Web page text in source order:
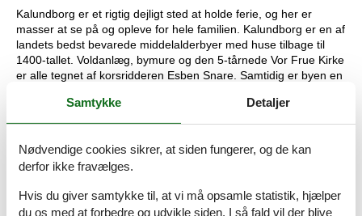
Kalundborg er et rigtig dejligt sted at holde ferie, og her er
masser at se på og opleve for hele familien. Kalundborg er en af
landets bedst bevarede middelalderbyer med huse tilbage til
1400-tallet. Voldanlæg, bymure og den 5-tårnede Vor Frue Kirke
er alle tegnet af korsridderen Esben Snare. Samtidig er byen en
destination. Blandt de smukke bygninger fra middelalderen er
Vor Frue Kirke og den seks-længede bindingsværksgård,
Langs kysten er der dejlige familievenlige strande og gode
fiskeplader, og landskabet indbyder til aktiv ferie. Røsbæs
Samtykke Detaljer
Nødvendige cookies sikrer, at siden fungerer, og de kan
derfor ikke fravælges.
Hvis du giver samtykke til, at vi må opsamle statistik, hjælper
du os med at forbedre og udvikle siden. I så fald vil der blive